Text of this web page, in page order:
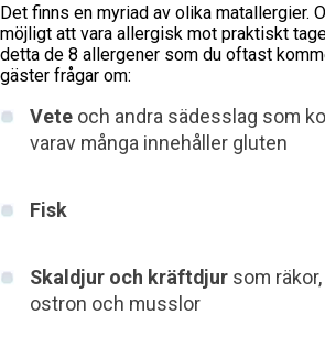
Det finns en myriad av olika matallergier.
möjligt att vara allergisk mot praktiskt
detta de 8 allergener som du oftast
gäster frågar om:
Veteoch andra sädesslag som
varav många innehåller gluten
Fisk
Skaldjur och kräftdjursom räkor,
ostron och musslor